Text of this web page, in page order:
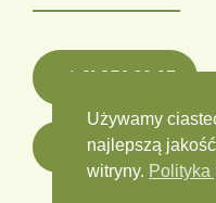
tel. 61 852 36 07
Używamy
najlepszą
witryny. Polityka